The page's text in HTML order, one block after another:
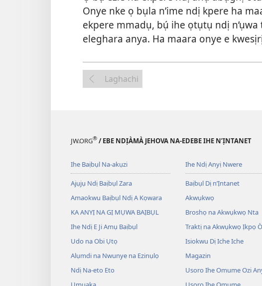
Onye nke ọ bụla n’ime ndị kpere ha
ekpere mmadụ, bụ́ ihe ọtụtụ ndị
eleghara anya. Ha maara onye e
Laghachi
JW.ORG® / EBE NDỊÀMÀ JEHOVA NA-EDEBE IHE N’ỊNTANET
Ihe Baịbụl Na-akụzi
Ajụjụ Ndị Baịbụl Zara
Amaokwu Baịbụl Ndị A Kọwara
KA ANYỊ NA GỊ MỤWA BAỊBỤL
Ihe Ndị E Ji Amụ Baịbụl
Udo na Obi Ụtọ
Alụmdi na Nwunye na Ezinụlọ
Ndị Na-eto Eto
Ihe Ndị Anyị Nwere
Baịbụl Dị n’Ịntanet
Akwụkwọ
Broshọ na Akwụkwọ Nta
Traktị na Akwụkwọ Ịkpọ
Isiokwu Dị Iche Iche
Magazin
Usoro Ihe Omume Ozi